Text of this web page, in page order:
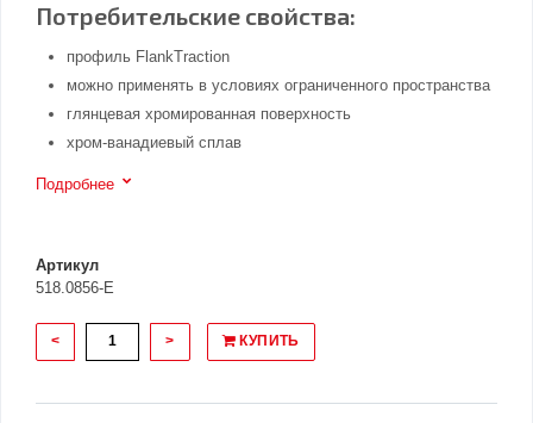
Потребительские свойства:
профиль FlankTraction
можно применять в условиях ограниченного пространства
глянцевая хромированная поверхность
хром-ванадиевый сплав
Подробнее
Артикул
518.0856-E
< > КУПИТЬ